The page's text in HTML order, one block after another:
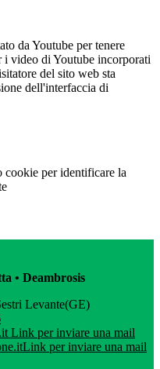
da Youtube per tenere
i video di Youtube incorporati
del sito web sta
dell'interfaccia di
cookie per identificare la
• Deambrosis
Levante(GE)
Link per inviare una mail
Link per inviare una mail